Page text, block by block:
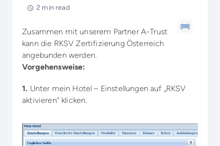
2 min read
Zusammen mit unserem Partner A-Trust
kann die RKSV Zertifizierung Österreich
angebunden werden.
Vorgehensweise:
1. Unter mein Hotel – Einstellungen auf „RKSV
aktivieren“ klicken.